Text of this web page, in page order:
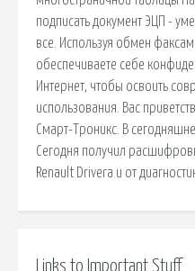
подписать документ ЭЦП -
все. Используя обмен
обеспечиваете себе
Интернет, чтобы освоить
использования. Вас
Смарт-Троникс. В
Сегодня получил
Renault Driverа и от
Links to Important Stuff